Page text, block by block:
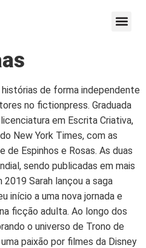
de forma independente
no fictionpress. Graduada
em Escrita Criativa,
New York Times, com as
de Espinhos e Rosas. As duas
sendo publicadas em mais
Sarah lançou a saga
início a uma nova jornada e
ficção adulta. Ao longo dos
o universo de Trono de
paixão por filmes da Disney